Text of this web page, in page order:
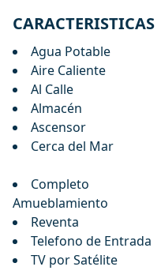
CARACTERISTICAS
Agua Potable
Aire Caliente
Al Calle
Almacén
Ascensor
Cerca del Mar
Completo
Amueblamiento
Reventa
Telefono de Entrada
TV por Satélite